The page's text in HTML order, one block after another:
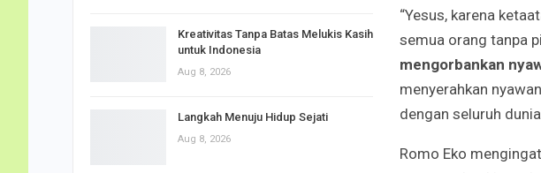
Kreativitas Tanpa Batas Melukis Kasih
untuk Indonesia
Aug 8, 2026
Langkah Menuju Hidup Sejati
Aug 8, 2026
“Yesus, karena
semua orang tanpa
mengorbankan
menyerahkan
dengan seluruh
Romo Eko